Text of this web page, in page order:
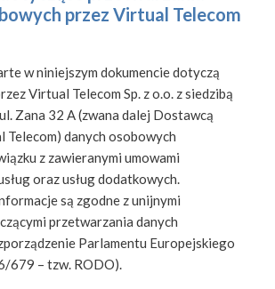
przez Virtual Telecom
w niniejszym dokumencie dotyczą
Virtual Telecom Sp. z o.o. z siedzibą
Zana 32 A (zwana dalej Dostawcą
Telecom) danych osobowych
z zawieranymi umowami
oraz usług dodatkowych.
są zgodne z unijnymi
przetwarzania danych
Parlamentu Europejskiego
679 – tzw. RODO).